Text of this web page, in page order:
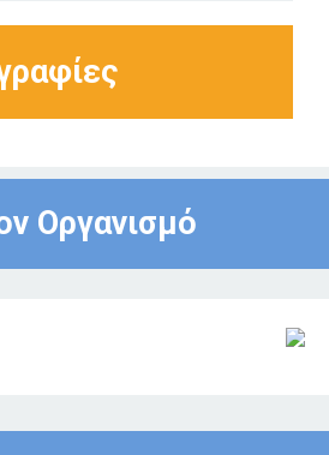
Οργανισμό